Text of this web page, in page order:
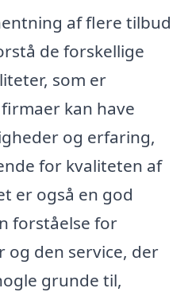
af flere tilbud
de forskellige
som er
kan have
og erfaring,
for kvaliteten af
er også en god
forståelse for
den service, der
grunde til,